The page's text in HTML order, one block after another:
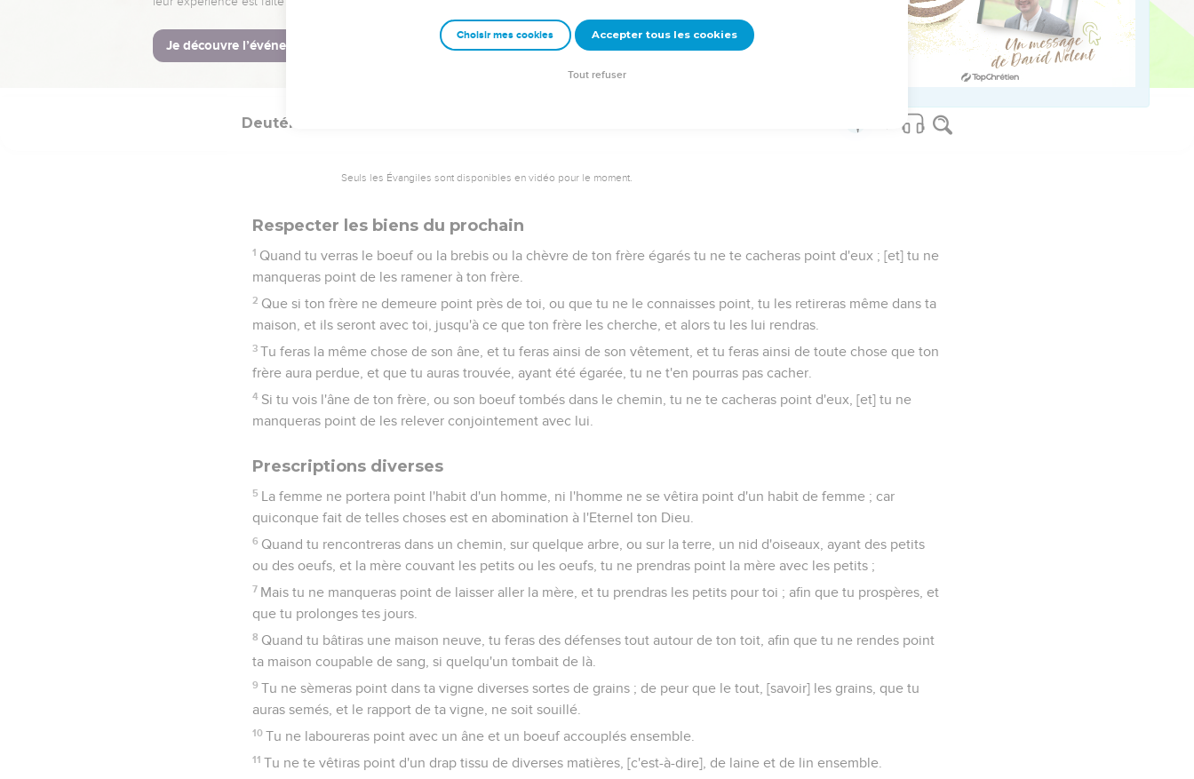
Son corps mort ne demeurera point la nuit sur le bois, mais tu ne manqueras point de l'ensevelir, le même
jour, car celui qui est pendu est malédiction de Dieu ; c'est pourquoi tu ne souilleras point la terre que l'Eternel
Deutéronome
Seuls les Évangiles sont disponibles en vidéo pour le moment.
Respecter les biens du prochain
1 Quand tu verras le boeuf ou la brebis ou la chèvre de ton frère égarés tu ne te cacheras point d'eux ; [et] tu ne
manqueras point de les ramener à ton frère.
2 Que si ton frère ne demeure point près de toi, ou que tu ne le connaisses point, tu les retireras même dans ta
maison, et ils seront avec toi, jusqu'à ce que ton frère les cherche, et alors tu les lui rendras.
3 Tu feras la même chose de son âne, et tu feras ainsi de son vêtement, et tu feras ainsi de toute chose que ton
frère aura perdue, et que tu auras trouvée, ayant été égarée, tu ne t'en pourras pas cacher.
4 Si tu vois l'âne de ton frère, ou son boeuf tombés dans le chemin, tu ne te cacheras point d'eux, [et] tu ne
manqueras point de les relever conjointement avec lui.
Prescriptions diverses
5 La femme ne portera point l'habit d'un homme, ni l'homme ne se vêtira point d'un habit de femme ; car
quiconque fait de telles choses est en abomination à l'Eternel ton Dieu.
6 Quand tu rencontreras dans un chemin, sur quelque arbre, ou sur la terre, un nid d'oiseaux, ayant des petits
ou des oeufs, et la mère couvant les petits ou les oeufs, tu ne prendras point la mère avec les petits ;
7 Mais tu ne manqueras point de laisser aller la mère, et tu prendras les petits pour toi ; afin que tu prospères, et
que tu prolonges tes jours.
8 Quand tu bâtiras une maison neuve, tu feras des défenses tout autour de ton toit, afin que tu ne rendes point
ta maison coupable de sang, si quelqu'un tombait de là.
9 Tu ne sèmeras point dans ta vigne diverses sortes de grains ; de peur que le tout, [savoir] les grains, que tu
auras semés, et le rapport de ta vigne, ne soit souillé.
10 Tu ne laboureras point avec un âne et un boeuf accouplés ensemble.
11 Tu ne te vêtiras point d'un drap tissu de diverses matières, [c'est-à-dire], de laine et de lin ensemble.
Choisir mes cookies Accepter tous les cookies
Tout refuser